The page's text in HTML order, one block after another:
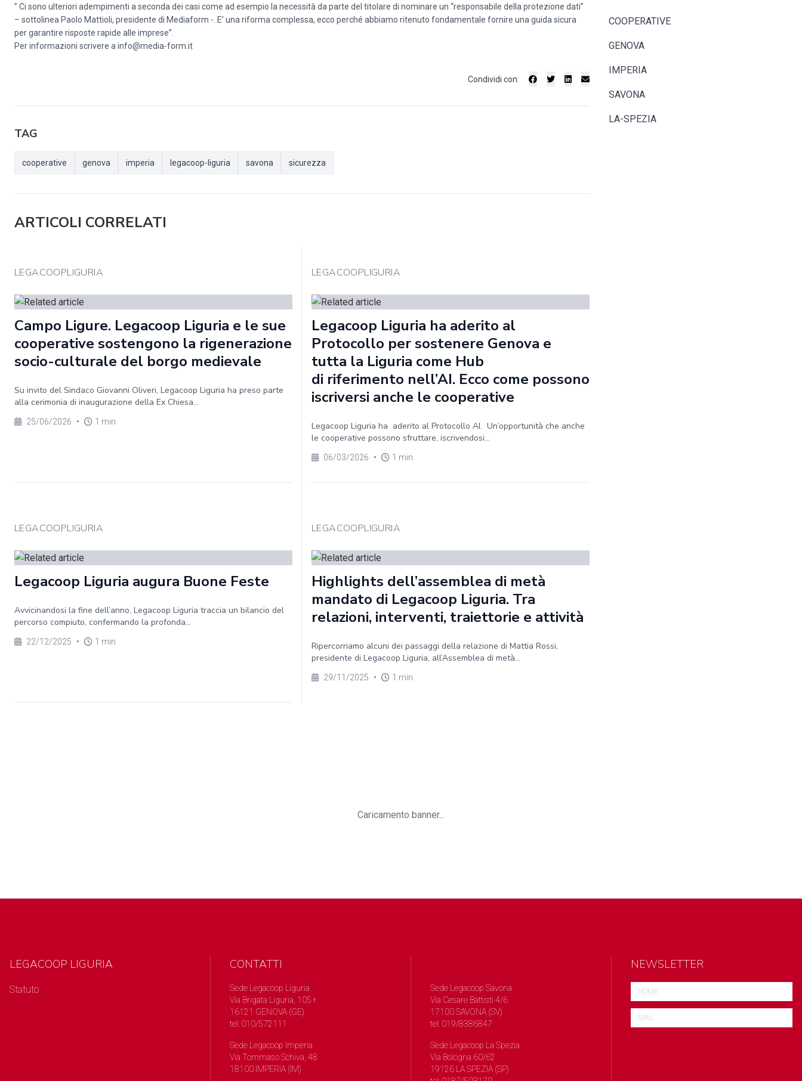
” Ci sono ulteriori adempimenti a seconda dei casi come ad esempio la necessità da parte del titolare di nominare un “responsabile della protezione dati”
– sottolinea Paolo Mattioli, presidente di Mediaform -. E’ una riforma complessa, ecco perché abbiamo ritenuto fondamentale fornire una guida sicura
per garantire risposte rapide alle imprese”.
Per informazioni scrivere a info@media-form.it
Condividi con:
TAG
cooperative genova imperia legacoop-liguria savona sicurezza
ARTICOLI CORRELATI
LEGACOOPLIGURIA
Campo Ligure. Legacoop Liguria e le sue
cooperative sostengono la rigenerazione
socio-culturale del borgo medievale
Su invito del Sindaco Giovanni Oliveri, Legacoop Liguria ha preso parte
alla cerimonia di inaugurazione della Ex Chiesa...
25/06/2026 • 1 min
LEGACOOPLIGURIA
Legacoop Liguria ha aderito al
Protocollo per sostenere Genova e
tutta la Liguria come Hub
di riferimento nell’AI. Ecco come possono
iscriversi anche le cooperative
Legacoop Liguria ha aderito al Protocollo AI. Un’opportunità che anche
le cooperative possono sfruttare, iscrivendosi...
06/03/2026 • 1 min
LEGACOOPLIGURIA
Legacoop Liguria augura Buone Feste
Avvicinandosi la fine dell’anno, Legacoop Liguria traccia un bilancio del
percorso compiuto, confermando la profonda...
22/12/2025 • 1 min
LEGACOOPLIGURIA
Highlights dell’assemblea di metà
mandato di Legacoop Liguria. Tra
relazioni, interventi, traiettorie e attività
Ripercorriamo alcuni dei passaggi della relazione di Mattia Rossi,
presidente di Legacoop Liguria, all’Assemblea di metà...
29/11/2025 • 1 min
COOPERATIVE
GENOVA
IMPERIA
SAVONA
LA-SPEZIA
Caricamento banner...
LEGACOOP LIGURIA
Statuto
CONTATTI
Sede Legacoop Liguria
Via Brigata Liguria, 105 r.
16121 GENOVA (GE)
tel: 010/572111
Sede Legacoop Imperia
Via Tommaso Schiva, 48
18100 IMPERIA (IM)
Sede Legacoop Savona
Via Cesare Battisti 4/6
17100 SAVONA (SV)
tel: 019/8386847
Sede Legacoop La Spezia
Via Bologna 60/62
19126 LA SPEZIA (SP)
NEWSLETTER